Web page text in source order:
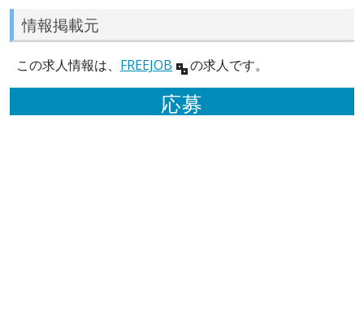
情報掲載元
この求人情報は、 FREEJOB の求人です。
応募